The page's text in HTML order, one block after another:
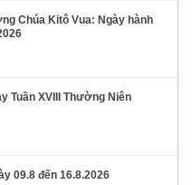
Chúa Kitô Vua: Ngày hành
Tuần XVIII Thường Niên
09.8 đến 16.8.2026